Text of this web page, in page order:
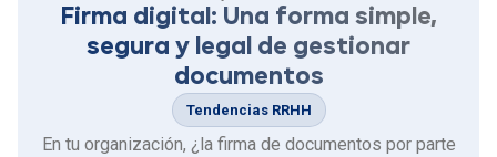
Firma digital: Una forma simple,
segura y legal de gestionar
documentos
Tendencias RRHH
En tu organización, ¿la firma de documentos por parte